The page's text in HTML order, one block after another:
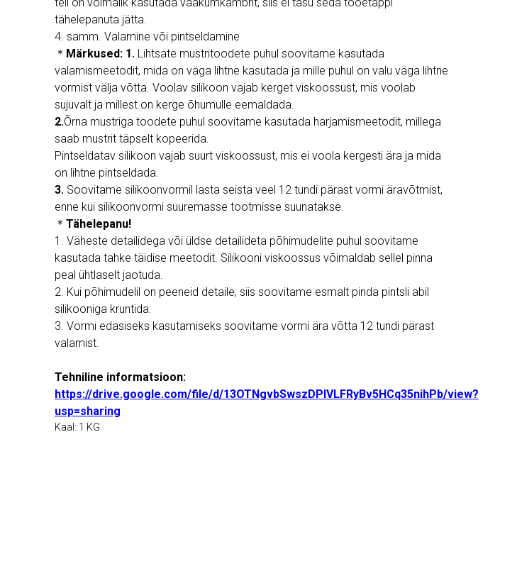
tähelepanuta jätta.
4. samm. Valamine või pintseldamine
＊ Märkused: 1. Lihtsate mustritoodete puhul soovitame kasutada
valamismeetodit, mida on väga lihtne kasutada ja mille puhul on valu väga lihtne
vormist välja võtta. Voolav silikoon vajab kerget viskoossust, mis voolab
sujuvalt ja millest on kerge õhumulle eemaldada.
2.Õrna mustriga toodete puhul soovitame kasutada harjamismeetodit, millega
saab mustrit täpselt kopeerida.
Pintseldatav silikoon vajab suurt viskoossust, mis ei voola kergesti ära ja mida
on lihtne pintseldada.
3. Soovitame silikoonvormil lasta seista veel 12 tundi pärast vormi äravõtmist,
enne kui silikoonvormi suuremasse tootmisse suunatakse.
＊ Tähelepanu!
1. Väheste detailidega või üldse detailideta põhimudelite puhul soovitame
kasutada tahke täidise meetodit. Silikooni viskoossus võimaldab sellel pinna
peal ühtlaselt jaotuda.
2. Kui põhimudelil on peeneid detaile, siis soovitame esmalt pinda pintsli abil
silikooniga kruntida.
3. Vormi edasiseks kasutamiseks soovitame vormi ära võtta 12 tundi pärast
valamist.
Tehniline informatsioon:
https://drive.google.com/file/d/13OTNgvbSwszDPIVLFRyBv5HCq35nihPb/view?
usp=sharing
Kaal: 1 KG